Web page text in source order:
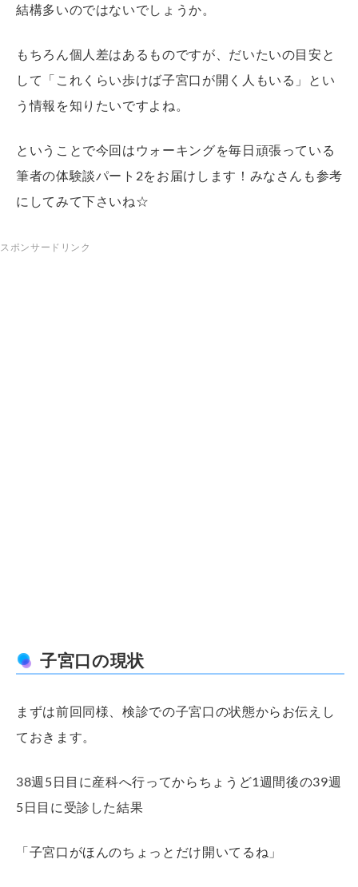
結構多いのではないでしょうか。
もちろん個人差はあるものですが、だいたいの目安と
して「これくらい歩けば子宮口が開く人もいる」とい
う情報を知りたいですよね。
ということで今回はウォーキングを毎日頑張っている
筆者の体験談パート2をお届けします！みなさんも参考
にしてみて下さいね☆
子宮口の現状
まずは前回同様、検診での子宮口の状態からお伝えし
ておきます。
38週5日目に産科へ行ってからちょうど1週間後の39週
5日目に受診した結果
「子宮口がほんのちょっとだけ開いてるね」